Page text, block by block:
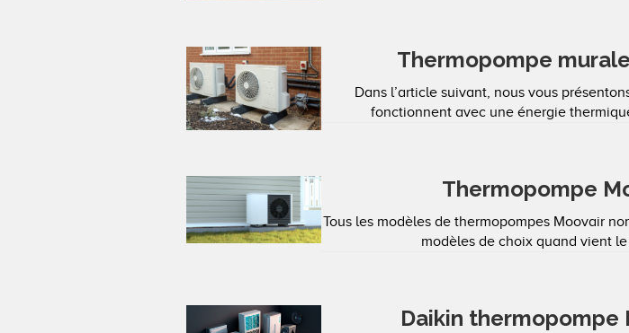
Thermopompe
Dans l’article suivant, nous vous
fonctionnent avec une énergie
Thermopompe
Tous les modèles de thermopompes Moovair
modèles de choix quand vient
Daikin thermopompe